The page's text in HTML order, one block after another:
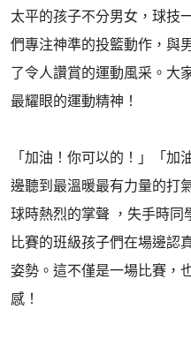
太平的孩子不分男女，球技
們專注神準的投籃動作，與
了令人讚賞的運動風采。大
最耀眼的運動精神！
「加油！你可以的！」「加
邊聽到最溫暖最有力量的打
球時熱烈的掌聲 ，失手時同
比賽的班級孩子們在場邊認
姿勢。這不僅是一場比賽，
感！